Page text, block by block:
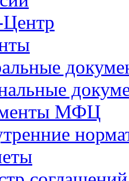
МФЦ